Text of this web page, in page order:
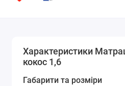
Характеристики
кокос 1,6
Габарити та розміри